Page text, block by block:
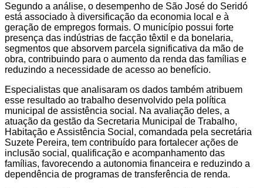
Segundo a análise, o desempenho de São José do Seridó
está associado à diversificação da economia local e à
geração de empregos formais. O município possui forte
presença das indústrias de facção têxtil e da bonelaria,
segmentos que absorvem parcela significativa da mão de
obra, contribuindo para o aumento da renda das famílias e
reduzindo a necessidade de acesso ao benefício.
Especialistas que analisaram os dados também atribuem
esse resultado ao trabalho desenvolvido pela política
municipal de assistência social. Na avaliação deles, a
atuação da gestão da Secretaria Municipal de Trabalho,
Habitação e Assistência Social, comandada pela secretária
Suzete Pereira, tem contribuído para fortalecer ações de
inclusão social, qualificação e acompanhamento das
famílias, favorecendo a autonomia financeira e reduzindo a
dependência de programas de transferência de renda.